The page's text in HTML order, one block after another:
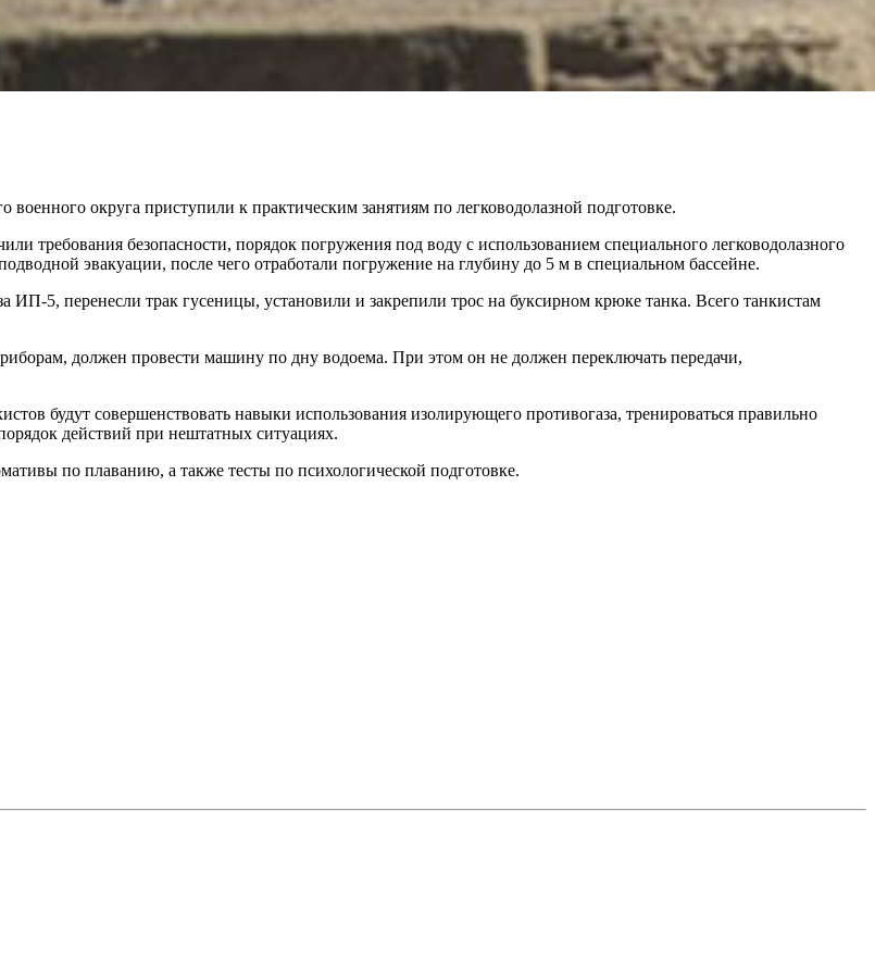
округа приступили к практическим занятиям по легководолазной подготовке.
требования безопасности, порядок погружения под воду с использованием специального легководолазного
эвакуации, после чего отработали погружение на глубину до 5 м в специальном бассейне.
5, перенесли трак гусеницы, установили и закрепили трос на буксирном крюке танка. Всего танкистам
должен провести машину по дну водоема. При этом он не должен переключать передачи,
будут совершенствовать навыки использования изолирующего противогаза, тренироваться правильно
действий при нештатных ситуациях.
по плаванию, а также тесты по психологической подготовке.